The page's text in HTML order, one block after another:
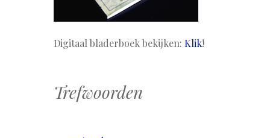
Digitaal bladerboek bekijken: Klik!
Trefwoorden